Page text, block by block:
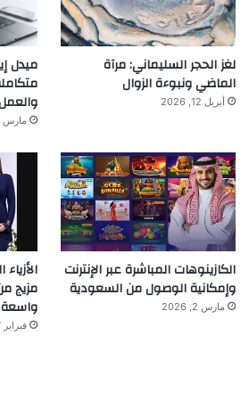
لغز الحجر السليماني: مرآة
الماضي ونبوءة الزوال
أبريل 12, 2026
ميدل
مارس 18, 2026
الكازينوهات المباشرة عبر الإنترنت
وإمكانية الوصول من السعودية
مارس 2, 2026
مزيج
واسعة
فبراير 27, 2026